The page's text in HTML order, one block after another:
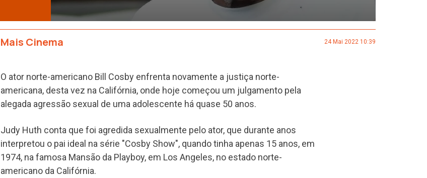
Mais Cinema 24 Mai 2022 10:39
O ator norte-americano Bill Cosby enfrenta novamente a justiça norte-
americana, desta vez na Califórnia, onde hoje começou um julgamento pela
alegada agressão sexual de uma adolescente há quase 50 anos.
Judy Huth conta que foi agredida sexualmente pelo ator, que durante anos
interpretou o pai ideal na série "Cosby Show", quando tinha apenas 15 anos, em
1974, na famosa Mansão da Playboy, em Los Angeles, no estado norte-
americano da Califórnia.